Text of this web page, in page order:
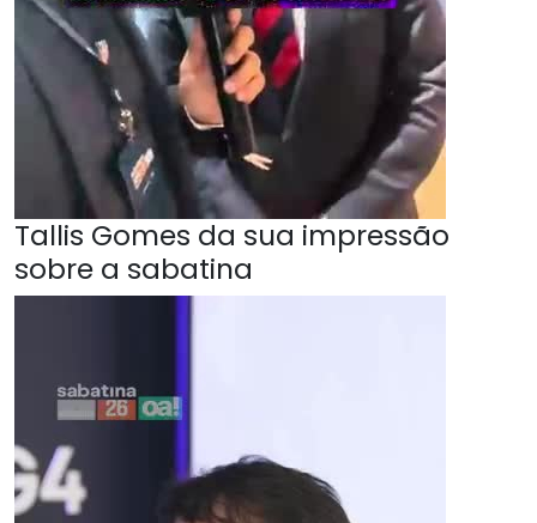
Tallis Gomes da sua impressão
sobre a sabatina